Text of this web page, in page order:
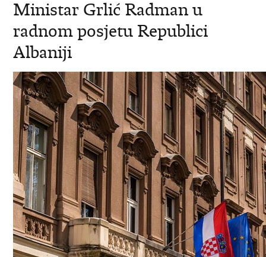
Ministar Grlić Radman u
radnom posjetu Republici
Albaniji